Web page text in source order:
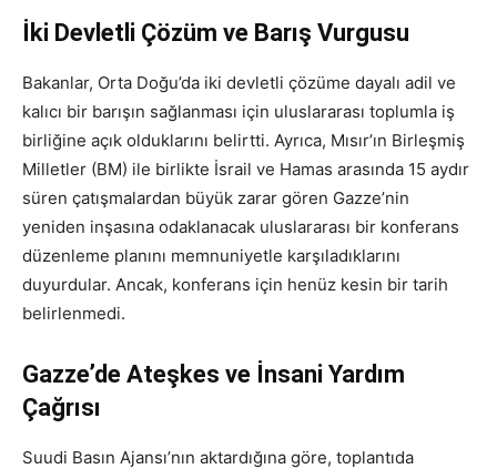
İki Devletli Çözüm ve Barış Vurgusu
Bakanlar, Orta Doğu’da iki devletli çözüme dayalı adil ve
kalıcı bir barışın sağlanması için uluslararası toplumla iş
birliğine açık olduklarını belirtti. Ayrıca, Mısır’ın Birleşmiş
Milletler (BM) ile birlikte İsrail ve Hamas arasında 15 aydır
süren çatışmalardan büyük zarar gören Gazze’nin
yeniden inşasına odaklanacak uluslararası bir konferans
düzenleme planını memnuniyetle karşıladıklarını
duyurdular. Ancak, konferans için henüz kesin bir tarih
belirlenmedi.
Gazze’de Ateşkes ve İnsani Yardım
Çağrısı
Suudi Basın Ajansı’nın aktardığına göre, toplantıda